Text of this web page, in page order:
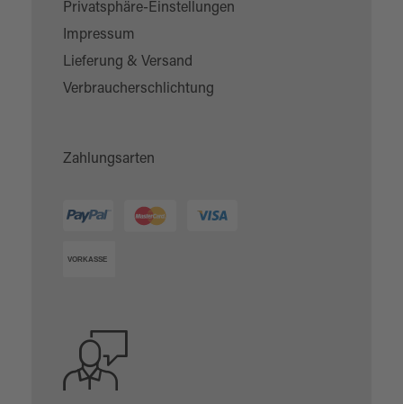
Privatsphäre-Einstellungen
Impressum
Lieferung & Versand
Verbraucherschlichtung
Zahlungsarten